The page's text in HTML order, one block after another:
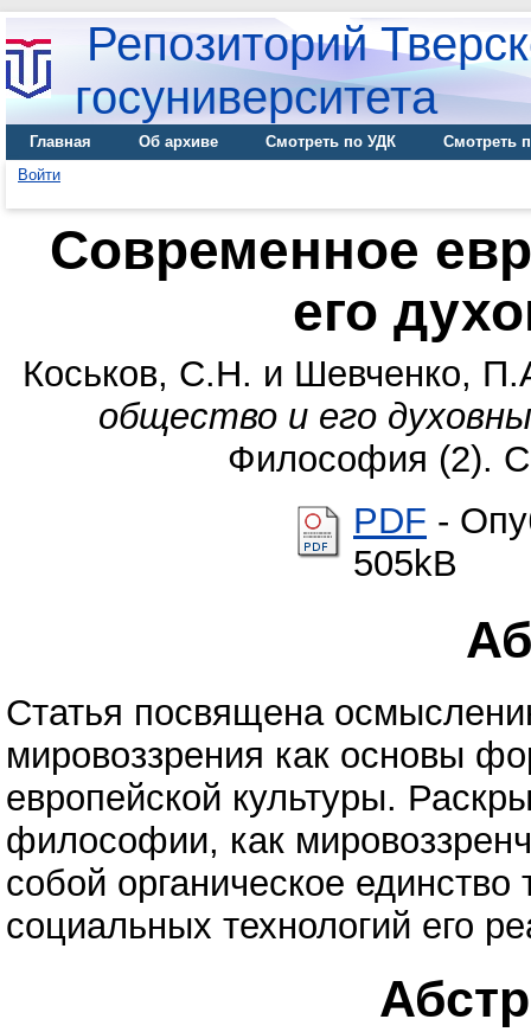
Репозиторий
госуниверситета
Главная Об архиве Смотреть по УДК
Смотреть
Войти
Современное
его
Коськов, С.Н. и Шевченко,
общество и его
Философия (2).
PDF -
505kB
Статья посвящена
мировоззрения как основы
европейской культуры.
философии, как
собой органическое единство
социальных технологий его